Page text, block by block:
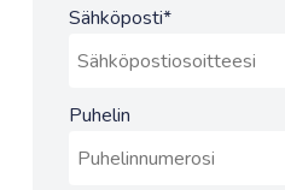
Sähköposti*
Puhelin